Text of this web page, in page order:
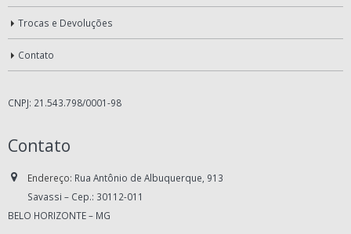
Trocas e Devoluções
Contato
CNPJ: 21.543.798/0001-98
Contato
Endereço: Rua Antônio de Albuquerque, 913
Savassi – Cep.: 30112-011
BELO HORIZONTE – MG